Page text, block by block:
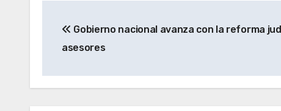
Gobierno nacional avanza con la reforma
asesores